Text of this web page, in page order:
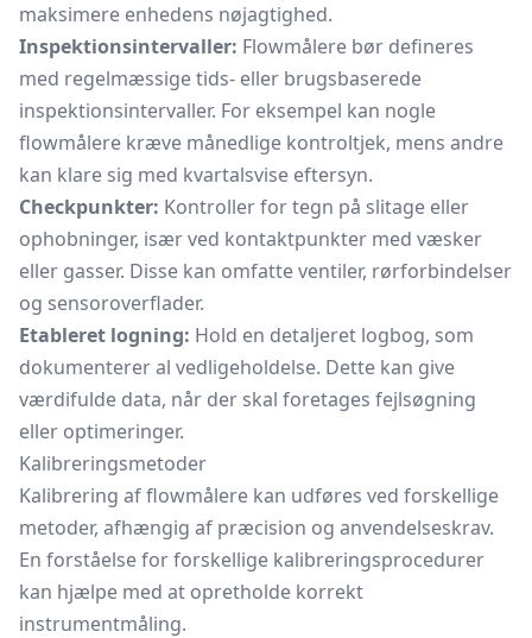
maksimere enhedens nøjagtighed.
Inspektionsintervaller: Flowmålere bør defineres
med regelmæssige tids- eller brugsbaserede
inspektionsintervaller. For eksempel kan nogle
flowmålere kræve månedlige kontroltjek, mens andre
kan klare sig med kvartalsvise eftersyn.
Checkpunkter: Kontroller for tegn på slitage eller
ophobninger, især ved kontaktpunkter med væsker
eller gasser. Disse kan omfatte ventiler, rørforbindelser
og sensoroverflader.
Etableret logning: Hold en detaljeret logbog, som
dokumenterer al vedligeholdelse. Dette kan give
værdifulde data, når der skal foretages fejlsøgning
eller optimeringer.
Kalibreringsmetoder
Kalibrering af flowmålere kan udføres ved forskellige
metoder, afhængig af præcision og anvendelseskrav.
En forståelse for forskellige kalibreringsprocedurer
kan hjælpe med at opretholde korrekt
instrumentmåling.